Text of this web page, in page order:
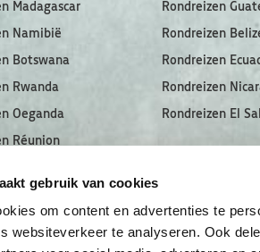
gebruik van cookies
om content en advertenties te
websiteverkeer te analyseren. Ook
Madagascar
Namibië
Botswana
Rwanda
Oeganda
Réunion
Rondreizen
Rondreizen
Rondreizen
Rondreizen
Rondreizen El